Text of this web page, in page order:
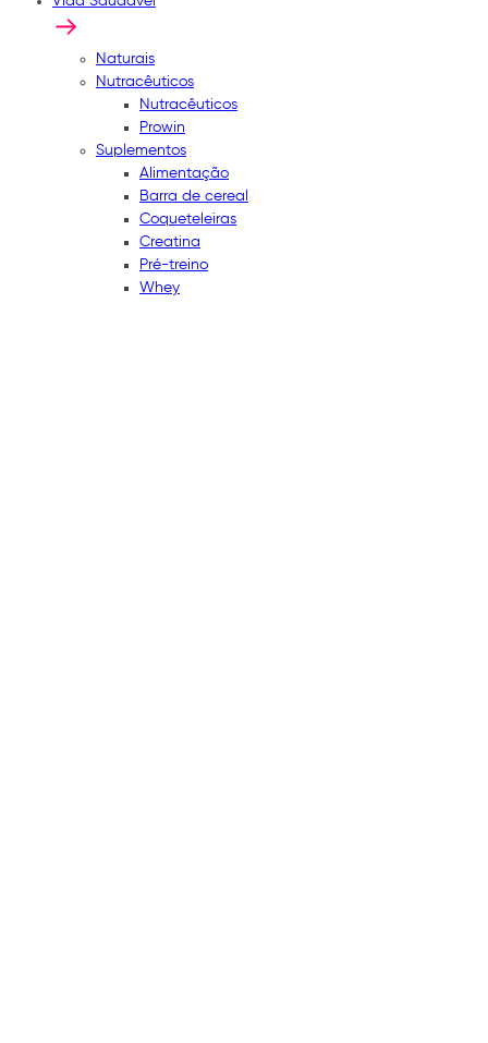
Naturais
Nutracêuticos
Nutracêuticos
Prowin
Suplementos
Alimentação
Barra de cereal
Coqueteleiras
Creatina
Pré-treino
Whey